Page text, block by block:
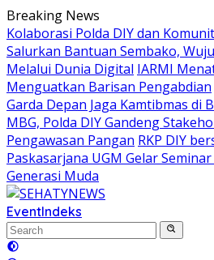
Skip
to
content
Breaking News
Kolaborasi Polda DIY dan
Salurkan Bantuan Sembako,
Melalui Dunia Digital IARMI
Menguatkan Barisan Pengabdian
Garda Depan Jaga Kamtibmas di
MBG, Polda DIY Gandeng
Pengawasan Pangan RKP DIY
Paskasarjana UGM Gelar
Generasi Muda
EventIndeks